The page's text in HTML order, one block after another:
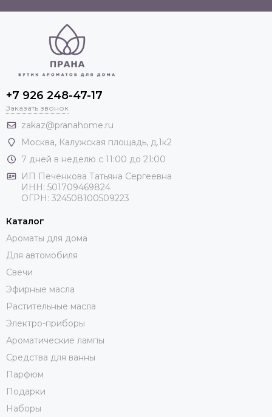
+7 926 248-47-17
Заказать звонок
zakaz@pranahome.ru
Москва, Калужская площадь, д.1к2
7 дней в неделю с 11:00 до 21:00
ИП Печенкова Татьяна Сергеевна
ИНН: 501709469824
ОГРН: 324508100509223
Каталог
Ароматы для дома
Для автомобиля
Свечи
Эфирные масла
Растительные масла
Электро-приборы
Ароматические лампы
Средства для ванны
Парфюм
Подарки
Наборы